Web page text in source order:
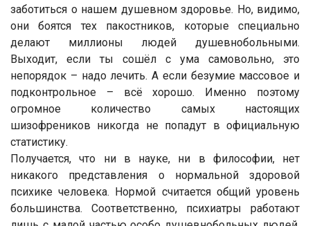
заботиться о нашем душевном здоровье. Но, видимо,
они боятся тех пакостников, которые специально
делают миллионы людей душевнобольными.
Выходит, если ты сошёл с ума самовольно, это
непорядок – надо лечить. А если безумие массовое и
подконтрольное – всё хорошо. Именно поэтому
огромное количество самых настоящих
шизофреников никогда не попадут в официальную
статистику.
Получается, что ни в науке, ни в философии, нет
никакого представления о нормальной здоровой
психике человека. Нормой считается общий уровень
большинства. Соответственно, психиатры работают